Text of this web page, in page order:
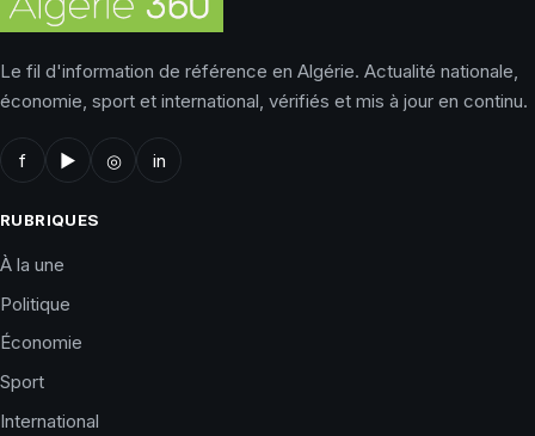
Le fil d'information de référence en Algérie. Actualité nationale,
économie, sport et international, vérifiés et mis à jour en continu.
f ▶ ◎ in
RUBRIQUES
À la une
Politique
Économie
Sport
International